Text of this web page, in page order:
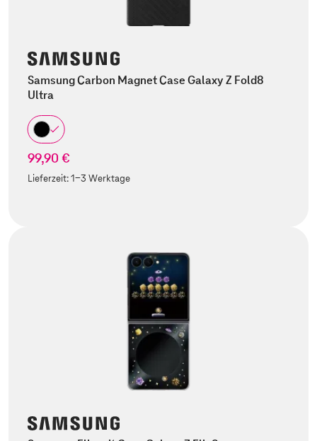
Samsung Carbon Magnet Case Galaxy Z Fold8
Ultra
99,90 €
Lieferzeit:1-3 Werktage